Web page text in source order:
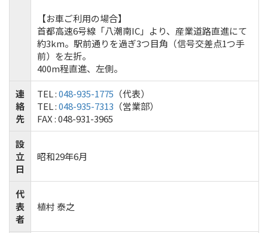
【お車ご利用の場合】
首都高速6号線「八潮南IC」より、産業道路直進にて
約3km。駅前通りを過ぎ3つ目角（信号交差点1つ手
前）を左折。
400m程直進、左側。
連
絡
先
TEL :048-935-1775 （代表）
TEL :048-935-7313 （営業部）
FAX : 048-931-3965
設
立
日
昭和29年6月
代
表
者
植村 泰之